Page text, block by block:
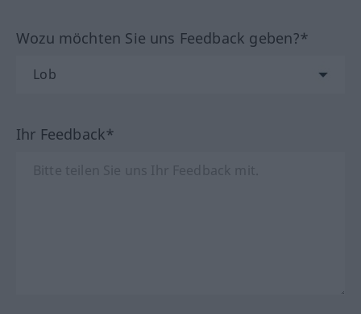
Wozu möchten Sie uns Feedback geben?*
Ihr Feedback*